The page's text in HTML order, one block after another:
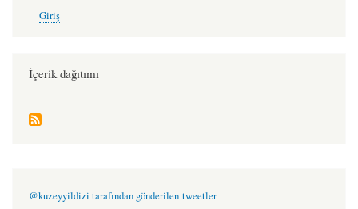
account
Giriş
İçerik dağıtımı
@kuzeyyildizi tarafından gönderilen tweetler